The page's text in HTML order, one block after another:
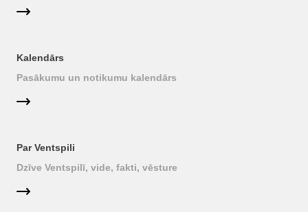
Kalendārs
Pasākumu un notikumu kalendārs
Par Ventspili
Dzīve Ventspilī, vide, fakti, vēsture